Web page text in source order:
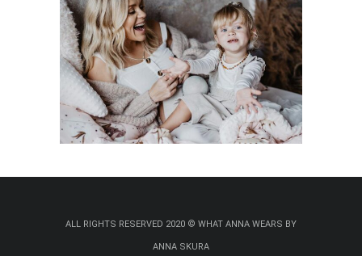
ALL RIGHTS RESERVED 2020 © WHAT ANNA WEARS BY
ANNA SKURA